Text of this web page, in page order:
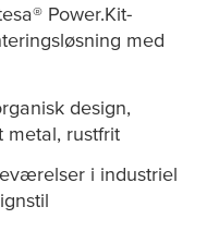
® Power.Kit-
med
design,
metal, rustfrit
i industriel